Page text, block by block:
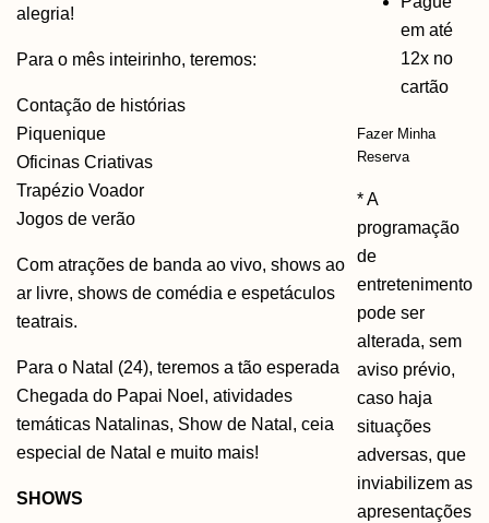
alegria!
Para o mês inteirinho, teremos:
Contação de histórias
Piquenique
Oficinas Criativas
Trapézio Voador
Jogos de verão
Com atrações de banda ao vivo, shows ao
ar livre, shows de comédia e espetáculos
teatrais.
Para o Natal (24), teremos a tão esperada
Chegada do Papai Noel, atividades
temáticas Natalinas, Show de Natal, ceia
especial de Natal e muito mais!
SHOWS
em até
12x no
cartão
Fazer Minha
Reserva
* A
programação
de
entretenimento
pode ser
alterada, sem
aviso prévio,
caso haja
situações
adversas, que
inviabilizem as
apresentações